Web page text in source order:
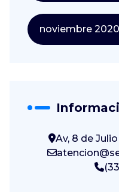
noviembre 2020
Av, 8 de